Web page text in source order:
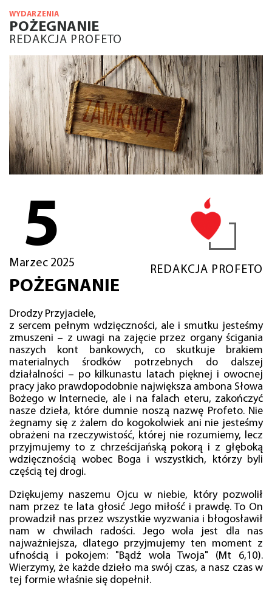
WYDARZENIA
POŻEGNANIE
REDAKCJA PROFETO
5
Marzec 2025
REDAKCJA PROFETO
POŻEGNANIE
Drodzy Przyjaciele,
z sercem pełnym wdzięczności, ale i smutku jesteśmy
zmuszeni – z uwagi na zajęcie przez organy ścigania
naszych kont bankowych, co skutkuje brakiem
materialnych środków potrzebnych do dalszej
działalności – po kilkunastu latach pięknej i owocnej
pracy jako prawdopodobnie największa ambona Słowa
Bożego w Internecie, ale i na falach eteru, zakończyć
nasze dzieła, które dumnie noszą nazwę Profeto. Nie
żegnamy się z żalem do kogokolwiek ani nie jesteśmy
obrażeni na rzeczywistość, której nie rozumiemy, lecz
przyjmujemy to z chrześcijańską pokorą i z głęboką
wdzięcznością wobec Boga i wszystkich, którzy byli
częścią tej drogi.
Dziękujemy naszemu Ojcu w niebie, który pozwolił
nam przez te lata głosić Jego miłość i prawdę. To On
prowadził nas przez wszystkie wyzwania i błogosławił
nam w chwilach radości. Jego wola jest dla nas
najważniejsza, dlatego przyjmujemy ten moment z
ufnością i pokojem: "Bądź wola Twoja" (Mt 6,10).
Wierzymy, że każde dzieło ma swój czas, a nasz czas w
tej formie właśnie się dopełnił.